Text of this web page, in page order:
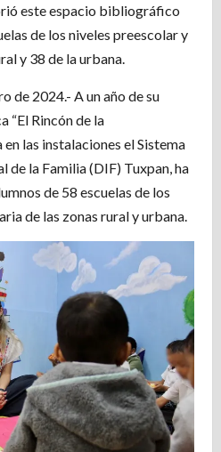
este espacio bibliográfico
de los niveles preescolar y
y 38 de la urbana.
de 2024.- A un año de su
“El Rincón de la
las instalaciones el Sistema
de la Familia (DIF) Tuxpan, ha
de 58 escuelas de los
de las zonas rural y urbana.